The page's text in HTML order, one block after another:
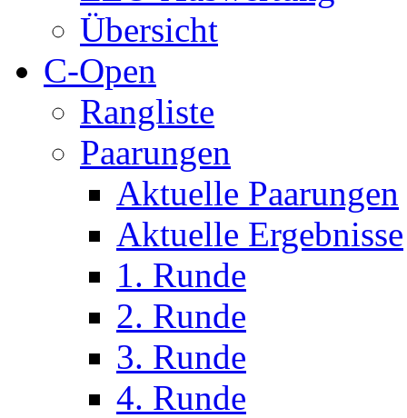
Übersicht
C-Open
Rangliste
Paarungen
Aktuelle Paarungen
Aktuelle Ergebnisse
1. Runde
2. Runde
3. Runde
4. Runde